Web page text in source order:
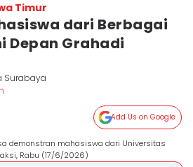
Timur
dari Berbagai
Depan Grahadi
Surabaya
Add Us on Google
demonstran mahasiswa dari Universitas
Rabu (17/6/2026)